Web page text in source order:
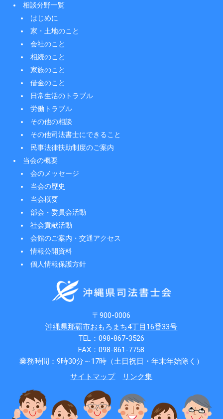
相談分野一覧
はじめに
家・土地のこと
会社のこと
相続のこと
家族のこと
借金のこと
日常生活のトラブル
労働トラブル
その他の相談
その他司法書士にできること
民事法律扶助制度のご案内
当会の概要
会のメッセージ
当会の歴史
当会概要
部会・委員会活動
社会貢献活動
会館のご案内・交通アクセス
情報公開資料
個人情報保護方針
〒900-0006
沖縄県那覇市おもろまち4丁目16番33号
TEL：098-867-3526
FAX：098-861-7758
業務時間：9時30分～17時（土日祝日・年末年始除く）
サイトマップ
リンク集